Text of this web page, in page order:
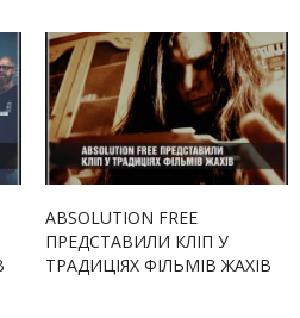
ABSOLUTION FREE
ПРЕДСТАВИЛИ КЛІП У
ТРАДИЦІЯХ ФІЛЬМІВ ЖАХІВ